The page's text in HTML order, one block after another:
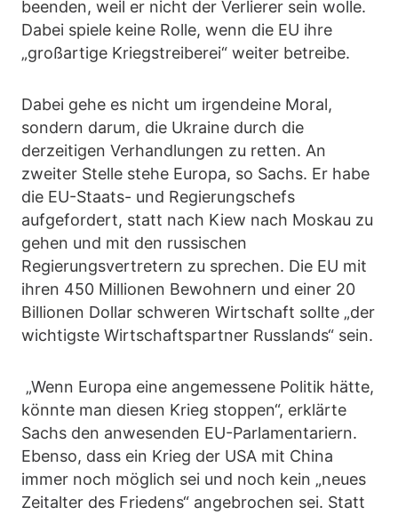
beenden, weil er nicht der Verlierer sein wolle.
Dabei spiele keine Rolle, wenn die EU ihre
„großartige Kriegstreiberei“ weiter betreibe.
Dabei gehe es nicht um irgendeine Moral,
sondern darum, die Ukraine durch die
derzeitigen Verhandlungen zu retten. An
zweiter Stelle stehe Europa, so Sachs. Er habe
die EU-Staats- und Regierungschefs
aufgefordert, statt nach Kiew nach Moskau zu
gehen und mit den russischen
Regierungsvertretern zu sprechen. Die EU mit
ihren 450 Millionen Bewohnern und einer 20
Billionen Dollar schweren Wirtschaft sollte „der
wichtigste Wirtschaftspartner Russlands“ sein.
„Wenn Europa eine angemessene Politik hätte,
könnte man diesen Krieg stoppen“, erklärte
Sachs den anwesenden EU-Parlamentariern.
Ebenso, dass ein Krieg der USA mit China
immer noch möglich sei und noch kein „neues
Zeitalter des Friedens“ angebrochen sei. Statt